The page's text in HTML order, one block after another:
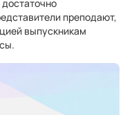
преподают,
выпускникам